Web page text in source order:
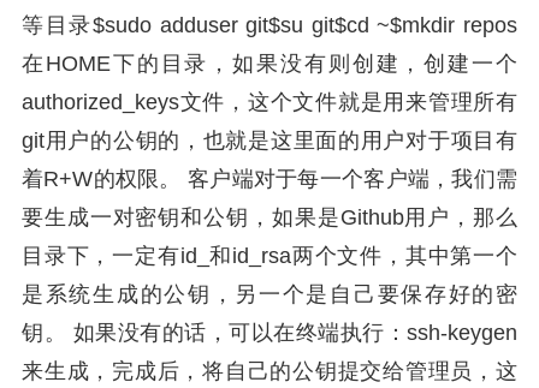
等目录$sudo adduser git$su git$cd ~$mkdir repos
在HOME下的目录，如果没有则创建，创建一个
authorized_keys文件，这个文件就是用来管理所有
git用户的公钥的，也就是这里面的用户对于项目有
着R+W的权限。 客户端对于每一个客户端，我们需
要生成一对密钥和公钥，如果是Github用户，那么
目录下，一定有id_和id_rsa两个文件，其中第一个
是系统生成的公钥，另一个是自己要保存好的密
钥。 如果没有的话，可以在终端执行：ssh-keygen
来生成，完成后，将自己的公钥提交给管理员，这